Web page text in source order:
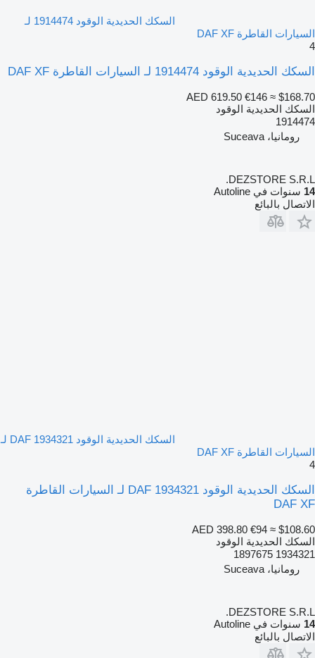
السكك الحديدية الوقود 1914474 لـ
السيارات القاطرة DAF XF
4
السكك الحديدية الوقود 1914474 لـ السيارات القاطرة DAF XF
AED 619.50 €146 ≈ $168.70
السكك الحديدية الوقود
1914474
رومانيا، Suceava
DEZSTORE S.R.L.
14 سنوات في Autoline
الاتصال بالبائع
السكك الحديدية الوقود DAF 1934321 لـ
السيارات القاطرة DAF XF
4
السكك الحديدية الوقود DAF 1934321 لـ السيارات القاطرة
DAF XF
AED 398.80 €94 ≈ $108.60
السكك الحديدية الوقود
1934321 1897675
رومانيا، Suceava
DEZSTORE S.R.L.
14 سنوات في Autoline
الاتصال بالبائع